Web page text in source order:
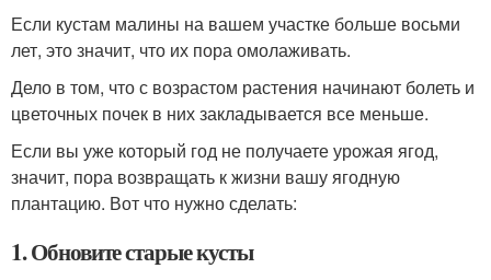
Если кустам малины на вашем участке больше восьми
лет, это значит, что их пора омолаживать.
Дело в том, что с возрастом растения начинают болеть и
цветочных почек в них закладывается все меньше.
Если вы уже который год не получаете урожая ягод,
значит, пора возвращать к жизни вашу ягодную
плантацию. Вот что нужно сделать:
1. Обновите старые кусты